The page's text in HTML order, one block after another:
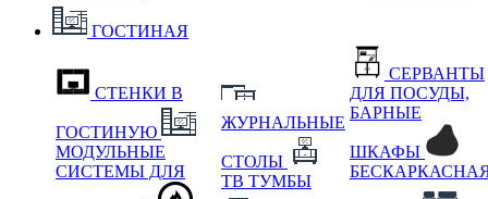
ГОСТИНАЯ
СТЕНКИ В
ГОСТИНУЮ
МОДУЛЬНЫЕ
СИСТЕМЫ ДЛЯ
ЖУРНАЛЬНЫЕ
СТОЛЫ
ТВ ТУМБЫ
СЕРВАНТЫ
ДЛЯ ПОСУДЫ,
БАРНЫЕ
ШКАФЫ